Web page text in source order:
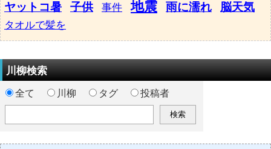
ヤットコ暑 子供 事件 地震 雨に濡れ 脳天気
タオルで髪を
川柳検索
全て 川柳 タグ 投稿者